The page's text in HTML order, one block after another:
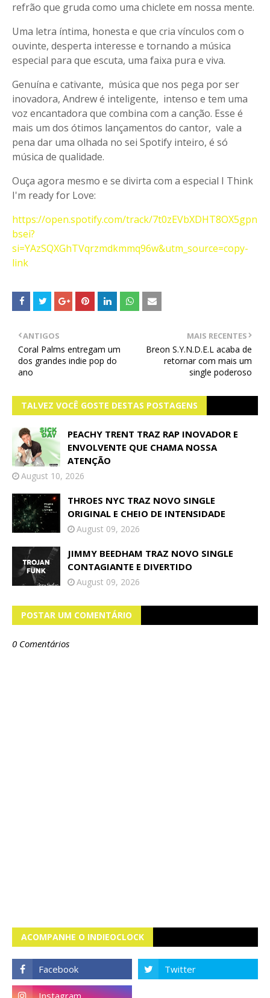
refrão que gruda como uma chiclete em nossa mente.
Uma letra íntima, honesta e que cria vínculos com o
ouvinte, desperta interesse e tornando a música
especial para que escuta, uma faixa pura e viva.
Genuína e cativante, música que nos pega por ser
inovadora, Andrew é inteligente, intenso e tem uma
voz encantadora que combina com a canção. Esse é
mais um dos ótimos lançamentos do cantor, vale a
pena dar uma olhada no sei Spotify inteiro, é só
música de qualidade.
Ouça agora mesmo e se divirta com a especial I Think
I'm ready for Love:
https://open.spotify.com/track/7t0zEVbXDHT8OX5gpn
bsei?
si=YAzSQXGhTVqrzmdkmmq96w&utm_source=copy-
link
MAIS RECENTES
Breon S.Y.N.D.E.L acaba de
retornar com mais um
single poderoso
ANTIGOS
Coral Palms entregam um
dos grandes indie pop do
ano
TALVEZ VOCÊ GOSTE DESTAS POSTAGENS
PEACHY TRENT TRAZ RAP INOVADOR E
ENVOLVENTE QUE CHAMA NOSSA
ATENÇÃO
August 10, 2026
THROES NYC TRAZ NOVO SINGLE
ORIGINAL E CHEIO DE INTENSIDADE
August 09, 2026
JIMMY BEEDHAM TRAZ NOVO SINGLE
CONTAGIANTE E DIVERTIDO
August 09, 2026
POSTAR UM COMENTÁRIO
0 Comentários
ACOMPANHE O INDIEOCLOCK